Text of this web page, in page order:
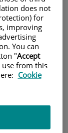
una
a
does not
for
improving
You can
"Accept
from this
Cookie